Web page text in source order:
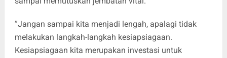
​”Jangan sampai kita menjadi lengah, apalagi tidak
melakukan langkah-langkah kesiapsiagaan.
Kesiapsiagaan kita merupakan investasi untuk